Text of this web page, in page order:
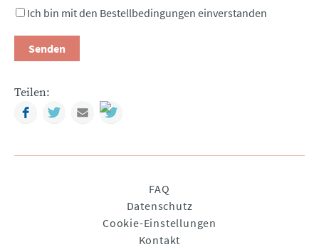
Ich bin mit den Bestellbedingungen einverstanden
Senden
Teilen:
FacebookTwitterMail
FAQ
Datenschutz
Cookie-Einstellungen
Kontakt